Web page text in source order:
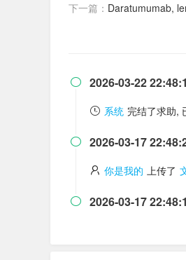
下一篇： Daratumumab, lenalidomide,
 2026-03-22
系统 完结了求助,
 2026-03-17
你是我的 上传了
 2026-03-17